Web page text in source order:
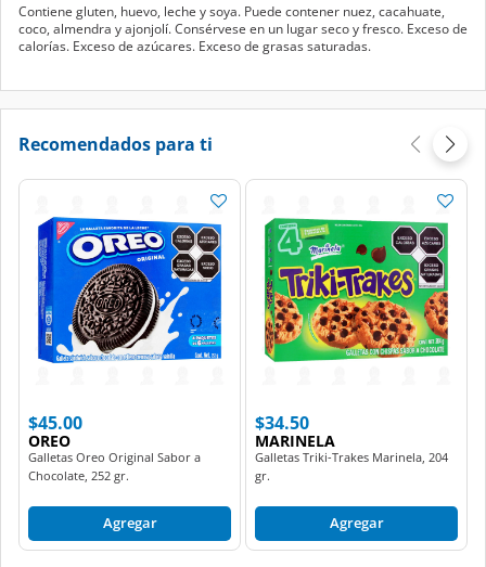
Contiene gluten, huevo, leche y soya. Puede contener nuez, cacahuate,
coco, almendra y ajonjolí. Consérvese en un lugar seco y fresco. Exceso de
calorías. Exceso de azúcares. Exceso de grasas saturadas.
Recomendados para ti
$45.00
OREO
Galletas Oreo Original Sabor a
Chocolate, 252 gr.
Agregar
$34.50
MARINELA
Galletas Triki-Trakes Marinela, 204
gr.
Agregar